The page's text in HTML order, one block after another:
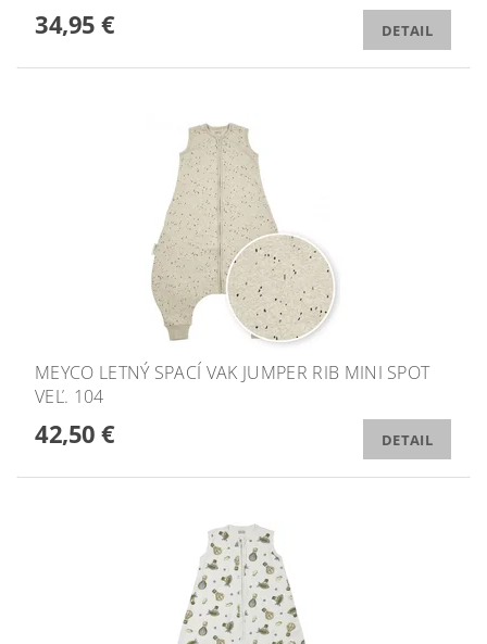
34,95 € DETAIL
MEYCO LETNÝ SPACÍ VAK JUMPER RIB MINI SPOT
VEĽ. 104
42,50 € DETAIL